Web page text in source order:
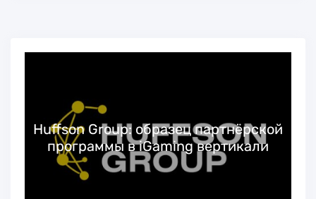
Huffson Group: образец партнёрской
программы в iGaming вертикали